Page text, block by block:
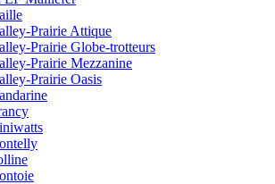
Prairie Attique
Prairie Globe-trotteurs
Prairie Mezzanine
Prairie Oasis